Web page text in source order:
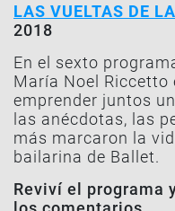
LAS VUELTAS DE
2018
En el sexto
María Noel Riccetto
emprender juntos
las anécdotas, las
más marcaron la
bailarina de Ballet.
Reviví el programa